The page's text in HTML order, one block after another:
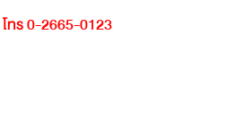
โทร0-2665-0123